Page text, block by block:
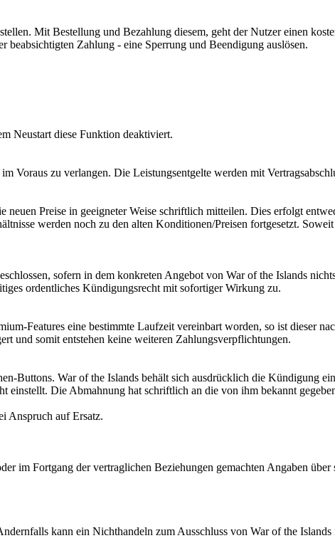
Mit Bestellung und Bezahlung diesem, geht der Nutzer einen
beabsichtigten Zahlung - eine Sperrung und Beendigung auslösen.
Neustart diese Funktion deaktiviert.
Voraus zu verlangen. Die Leistungsentgelte werden mit
Preise in geeigneter Weise schriftlich mitteilen. Dies erfolgt
werden noch zu den alten Konditionen/Preisen fortgesetzt.
sofern in dem konkreten Angebot von War of the Islands
ordentliches Kündigungsrecht mit sofortiger Wirkung zu.
Features eine bestimmte Laufzeit vereinbart worden, so ist dieser
und somit entstehen keine weiteren Zahlungsverpflichtungen.
Buttons. War of the Islands behält sich ausdrücklich die Kündigung
Die Abmahnung hat schriftlich an die von ihm bekannt
Anspruch auf Ersatz.
im Fortgang der vertraglichen Beziehungen gemachten Angaben über
kann ein Nichthandeln zum Ausschluss von War of the Islands